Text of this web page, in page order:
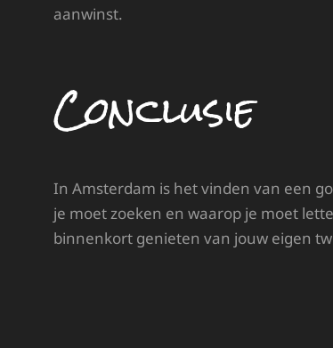
aanwinst.
Conclusie
In Amsterdam is het vinden van een
je moet zoeken en waarop je moet
binnenkort genieten van jouw eigen